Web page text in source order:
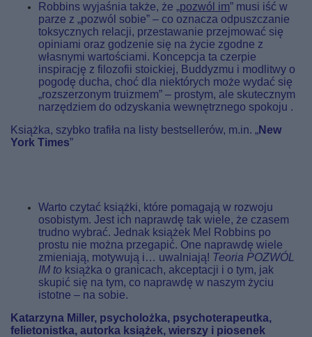
Robbins wyjaśnia także, że „pozwól im” musi iść w
parze z „pozwól sobie” – co oznacza odpuszczanie
toksycznych relacji, przestawanie przejmować się
opiniami oraz godzenie się na życie zgodne z
własnymi wartościami. Koncepcja ta czerpie
inspirację z filozofii stoickiej, Buddyzmu i modlitwy o
pogodę ducha, choć dla niektórych może wydać się
„rozszerzonym truizmem” – prostym, ale skutecznym
narzędziem do odzyskania wewnętrznego spokoju .
Książka, szybko trafiła na listy bestsellerów, m.in. „New
York Times”
Warto czytać książki, które pomagają w rozwoju
osobistym. Jest ich naprawdę tak wiele, że czasem
trudno wybrać. Jednak książek Mel Robbins po
prostu nie można przegapić. One naprawdę wiele
zmieniają, motywują i… uwalniają! Teoria POZWÓL
IM to książka o granicach, akceptacji i o tym, jak
skupić się na tym, co naprawdę w naszym życiu
istotne – na sobie.
Katarzyna Miller, psycholożka, psychoterapeutka,
felietonistka, autorka książek, wierszy i piosenek